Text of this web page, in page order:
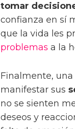
tomar
confianza en sí
que la vida les
problemas a la
Finalmente,
manifestar sus
no se sienten
deseos y